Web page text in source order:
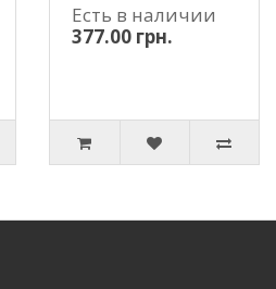
Есть в наличии
377.00 грн.